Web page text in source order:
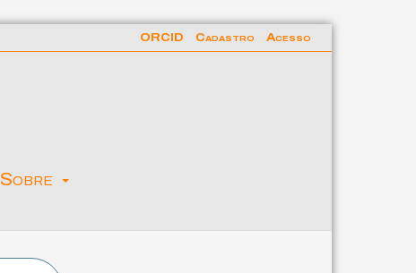
Sobre
ORCID Cadastro Acesso